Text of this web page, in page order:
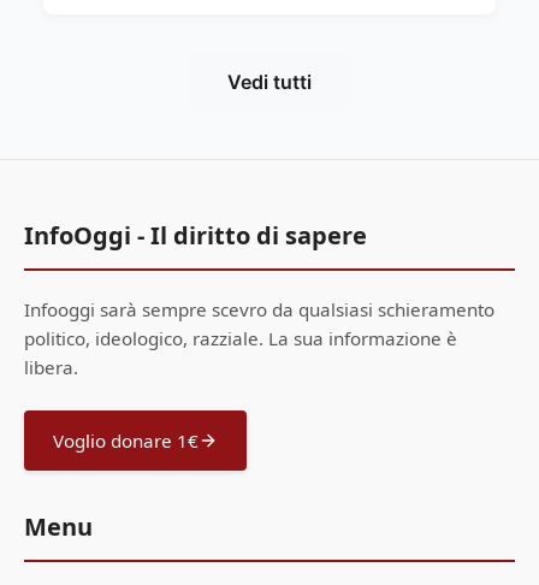
Vedi tutti
InfoOggi - Il diritto di sapere
Infooggi sarà sempre scevro da qualsiasi schieramento
politico, ideologico, razziale. La sua informazione è
libera.
Voglio donare 1€
Menu